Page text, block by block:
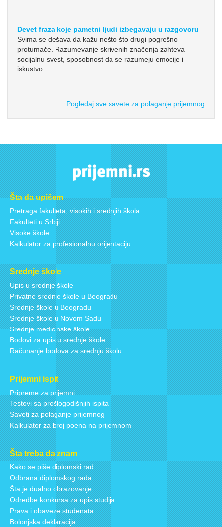
Devet fraza koje pametni ljudi izbegavaju u razgovoru
Svima se dešava da kažu nešto što drugi pogrešno
protumače. Razumevanje skrivenih značenja zahteva
socijalnu svest, sposobnost da se razumeju emocije i
iskustvo
Pogledaj sve savete za polaganje prijemnog
Šta da upišem
Pretraga fakulteta, visokih i srednjih škola
Fakulteti u Srbiji
Visoke škole
Kalkulator za profesionalnu orijentaciju
Srednje škole
Upis u srednje škole
Privatne srednje škole u Beogradu
Srednje škole u Beogradu
Srednje škole u Novom Sadu
Srednje medicinske škole
Bodovi za upis u srednje škole
Računanje bodova za srednju školu
Prijemni ispit
Pripreme za prijemni
Testovi sa prošlogodišnjih ispita
Saveti za polaganje prijemnog
Kalkulator za broj poena na prijemnom
Šta treba da znam
Kako se piše diplomski rad
Odbrana diplomskog rada
Šta je dualno obrazovanje
Odredbe konkursa za upis studija
Prava i obaveze studenata
Bolonjska deklaracija